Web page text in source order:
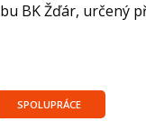
BK Žďár, určený
SPOLUPRÁCE